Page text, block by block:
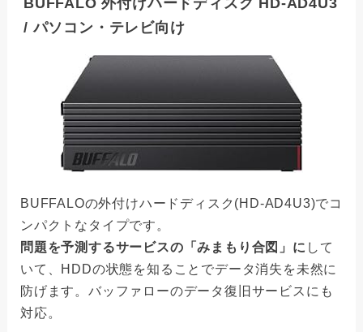
BUFFALO 外付けハードディスク HD-AD4U3
/ パソコン・テレビ向け
BUFFALOの外付けハードディスク(HD-AD4U3)でコ
ンパクトなタイプです。
問題を予測するサービスの「みまもり合図」に して
いて、HDDの状態を知ることでデータ消失を未然に
防げます。バッファローのデータ復旧サービスにも
対応。